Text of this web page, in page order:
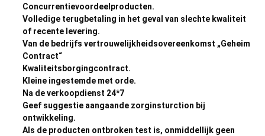
Concurrentievoordeelproducten.
Volledige terugbetaling in het geval van slechte kwaliteit
of recente levering.
Van de bedrijfs vertrouwelijkheidsovereenkomst „Geheim
Contract“
Kwaliteitsborgingcontract.
Kleine ingestemde met orde.
Na de verkoopdienst 24*7
Geef suggestie aangaande zorginsturction bij
ontwikkeling.
Als de producten ontbroken test is, onmiddellijk geen